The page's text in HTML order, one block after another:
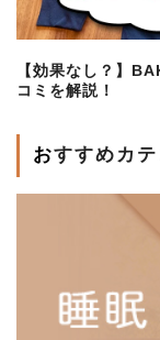
【効果なし？】
コミを解説！
おすすめカ